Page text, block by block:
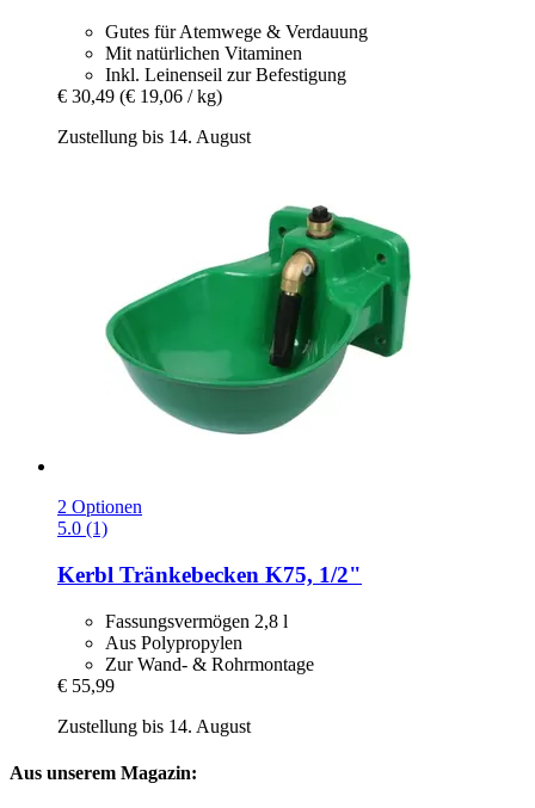
Gutes für Atemwege & Verdauung
Mit natürlichen Vitaminen
Inkl. Leinenseil zur Befestigung
€ 30,49 (€ 19,06 / kg)
Zustellung bis 14. August
2 Optionen
5.0 (1)
Kerbl Tränkebecken K75, 1/2"
Fassungsvermögen 2,8 l
Aus Polypropylen
Zur Wand- & Rohrmontage
€ 55,99
Zustellung bis 14. August
Aus unserem Magazin: